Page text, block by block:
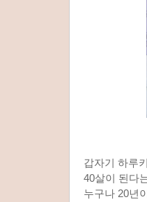
갑자기 하루
40살이 된다
누구나 20년